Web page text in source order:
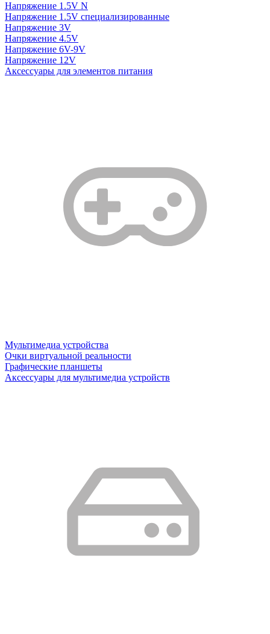
Напряжение 1.5V N
Напряжение 1.5V специализированные
Напряжение 3V
Напряжение 4.5V
Напряжение 6V-9V
Напряжение 12V
Аксессуары для элементов питания
Мультимедиа устройства
Очки виртуальной реальности
Графические планшеты
Аксессуары для мультимедиа устройств